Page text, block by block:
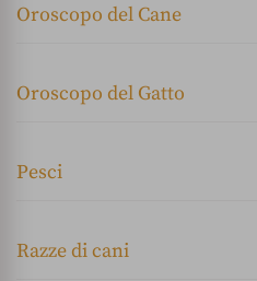
Oroscopo del Cane
Oroscopo del Gatto
Pesci
Razze di cani